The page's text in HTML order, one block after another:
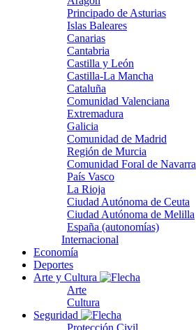
Principado de Asturias
Islas Baleares
Canarias
Cantabria
Castilla y León
Castilla-La Mancha
Cataluña
Comunidad Valenciana
Extremadura
Galicia
Comunidad de Madrid
Región de Murcia
Comunidad Foral de Navarra
País Vasco
La Rioja
Ciudad Autónoma de Ceuta
Ciudad Autónoma de Melilla
España (autonomías)
Internacional
Economía
Deportes
Arte y Cultura
Arte
Cultura
Seguridad